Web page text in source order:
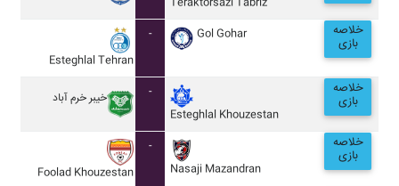
Teraktorsazi Tabriz
Esteghlal Tehran
- Gol Gohar خلاصه
بازی
خيبر خرم آباد
-
Esteghlal Khouzestan
خلاصه
بازی
Foolad Khouzestan
-
Nasaji Mazandran
خلاصه
بازی